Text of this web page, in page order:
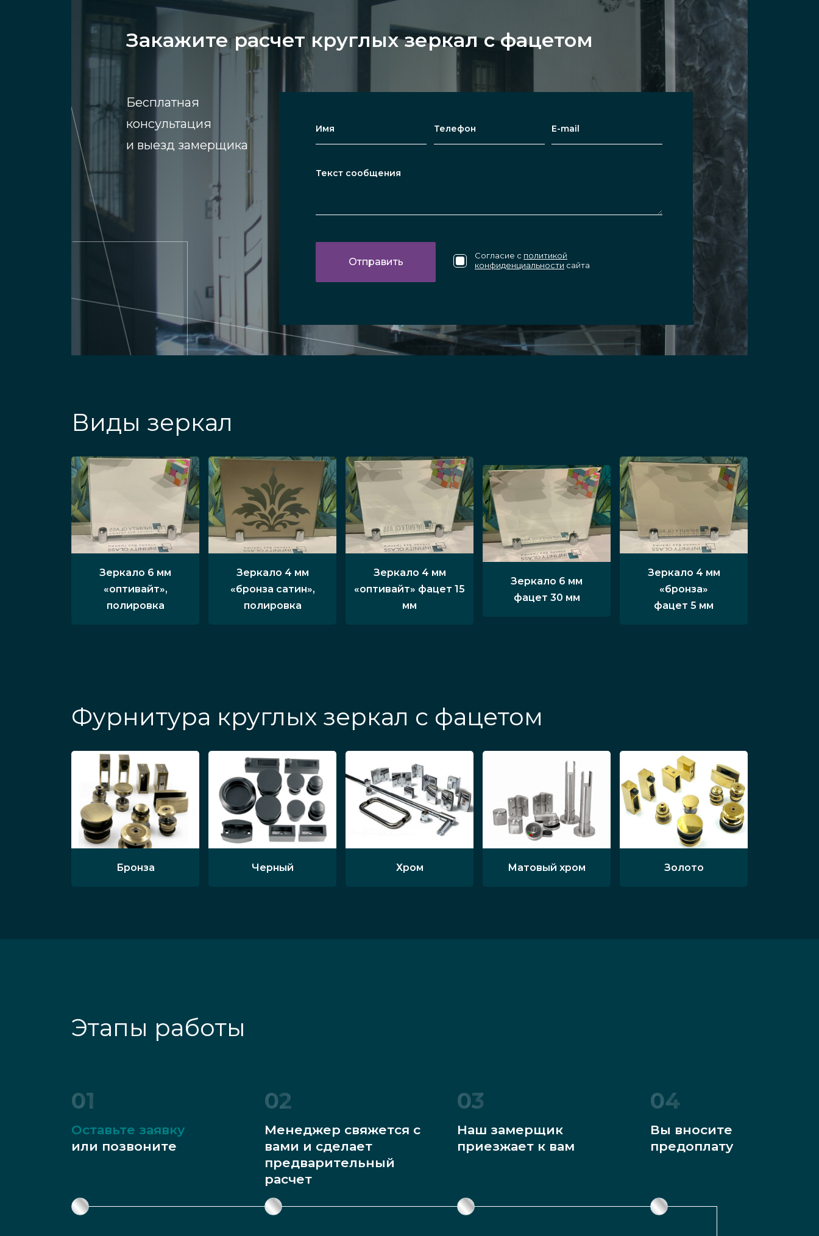
Закажите расчет круглых зеркал с фацетом
Бесплатная
консультация
и выезд замерщика
Согласие с политикой
конфиденциальности сайта
Виды зеркал
Зеркало 6 мм
«оптивайт»,
полировка
Зеркало 4 мм
«бронза сатин»,
полировка
Зеркало 4 мм
«оптивайт» фацет 15
мм
Зеркало 6 мм
фацет 30 мм
Зеркало 4 мм
«бронза»
фацет 5 мм
Фурнитура круглых зеркал с фацетом
Бронза Черный Хром Матовый хром Золото
Этапы работы
01
Оставьте заявку
или позвоните
02
Менеджер свяжется с
вами и сделает
предварительный
расчет
03
Наш замерщик
приезжает к вам
04
Вы вносите
предоплату